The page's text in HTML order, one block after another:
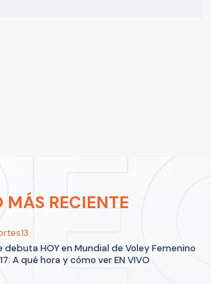
MÁS RECIENTE
debuta HOY en Mundial de Voley Femenino
A qué hora y cómo ver EN VIVO